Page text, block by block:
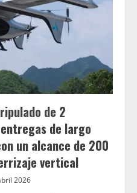
de 2
de largo
un alcance de 200
vertical
2026